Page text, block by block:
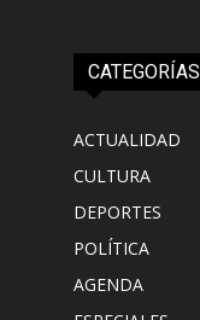
CATEGORÍAS
ACTUALIDAD
CULTURA
DEPORTES
POLÍTICA
AGENDA